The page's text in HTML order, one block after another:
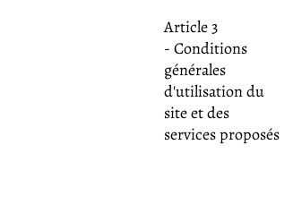
Article 3
- Conditions
générales
d'utilisation du
site et des
services proposés